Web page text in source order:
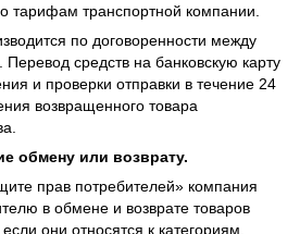
тарифам транспортной компании.
по договоренности между
средств на банковскую карту
и проверки отправки в течение 24
возвращенного товара
обмену или возврату.
прав потребителей» компания
в обмене и возврате товаров
они относятся к категориям,